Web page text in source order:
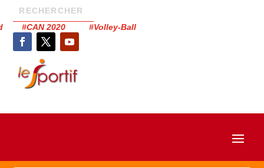
#CAN 2020 #Volley-Ball